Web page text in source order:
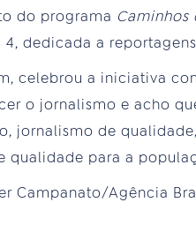
do programa Caminhos
dedicada a
celebrou a iniciativa
o jornalismo e acho
jornalismo de
para a